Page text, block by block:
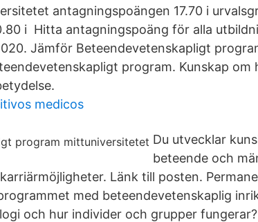
antagningspoängen 17.70 i
i Hitta antagningspoäng för alla
Jämför Beteendevetenskapligt
program. Kunskap om
medicos
Du utvecklar
beteende och
Länk till posten.
med beteendevetenskaplig
och hur individer och grupper